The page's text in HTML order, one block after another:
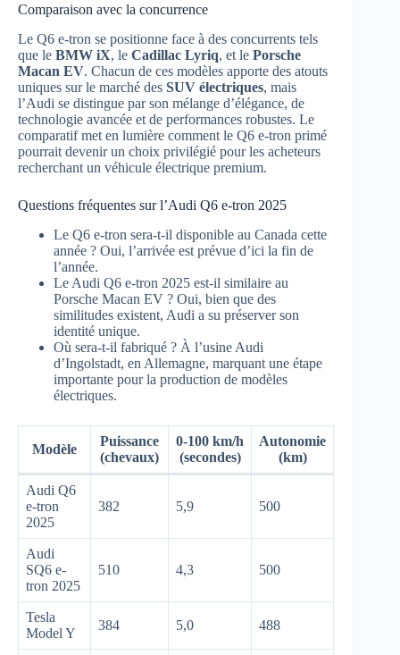
Comparaison avec la concurrence
Le Q6 e-tron se positionne face à des concurrents tels
que le BMW iX, le Cadillac Lyriq, et le Porsche
Macan EV. Chacun de ces modèles apporte des atouts
uniques sur le marché des SUV électriques, mais
l’Audi se distingue par son mélange d’élégance, de
technologie avancée et de performances robustes. Le
comparatif met en lumière comment le Q6 e-tron primé
pourrait devenir un choix privilégié pour les acheteurs
recherchant un véhicule électrique premium.
Questions fréquentes sur l’Audi Q6 e-tron 2025
Le Q6 e-tron sera-t-il disponible au Canada cette
année ? Oui, l’arrivée est prévue d’ici la fin de
l’année.
Le Audi Q6 e-tron 2025 est-il similaire au
Porsche Macan EV ? Oui, bien que des
similitudes existent, Audi a su préserver son
identité unique.
Où sera-t-il fabriqué ? À l’usine Audi
d’Ingolstadt, en Allemagne, marquant une étape
importante pour la production de modèles
électriques.
Modèle
Puissance
(chevaux)
0-100 km/h
(secondes)
Autonomie
(km)
Audi Q6
e-tron
2025
382 5,9 500
Audi
SQ6 e-
tron 2025
510 4,3 500
Tesla
Model Y
384 5,0 488